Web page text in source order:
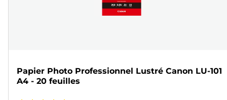
Papier Photo Professionnel Lustré Canon LU-101
A4 - 20 feuilles